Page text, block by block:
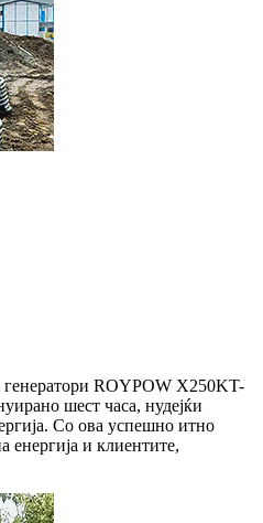
генератори ROYPOW X250KT-
шест часа, нудејќи
Со ова успешно итно
енергија и клиентите,